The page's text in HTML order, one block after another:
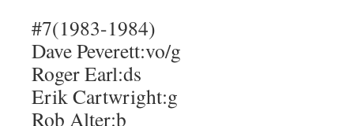
#7(1983-1984)
Dave Peverett:vo/g
Roger Earl:ds
Erik Cartwright:g
Rob Alter:b